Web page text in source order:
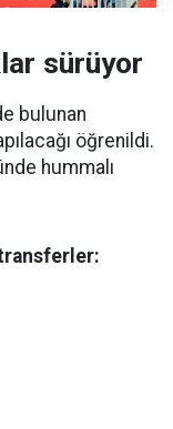
sürüyor
bulunan
öğrenildi.
hummalı
transferler: